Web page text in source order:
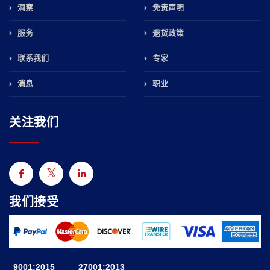
洞察
服务
联系我们
消息
免责声明
退货政策
专家
职业
关注我们
我们接受
9001:2015 27001:2013